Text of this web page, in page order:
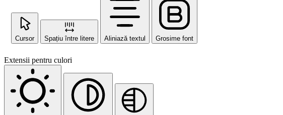
Cursor Spațiu între litere Aliniază textul Grosime font
Extensii pentru culori